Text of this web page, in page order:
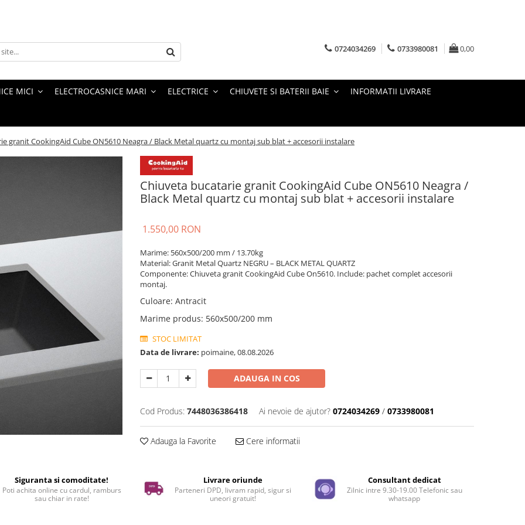
0724034269 0733980081 0,00
MICI ELECTROCASNICE MARI ELECTRICE CHIUVETE SI BATERII BAIE INFORMATII LIVRARE
granit CookingAid Cube ON5610 Neagra / Black Metal quartz cu montaj sub blat + accesorii instalare
Chiuveta bucatarie granit CookingAid Cube ON5610 Neagra /
Black Metal quartz cu montaj sub blat + accesorii instalare
1.550,00 RON
Marime: 560x500/200 mm / 13.70kg
Material: Granit Metal Quartz NEGRU – BLACK METAL QUARTZ
Componente: Chiuveta granit CookingAid Cube On5610. Include: pachet complet accesorii
montaj.
Culoare: Antracit
Marime produs: 560x500/200 mm
STOC LIMITAT
Data de livrare: poimaine, 08.08.2026
ADAUGA IN COS
Cod Produs: 7448036386418 Ai nevoie de ajutor? 0724034269 / 0733980081
Adauga la Favorite Cere informatii
Siguranta si comoditate!
Poti achita online cu cardul, ramburs
sau chiar in rate!
Livrare oriunde
Parteneri DPD, livram rapid, sigur si
uneori gratuit!
Consultant dedicat
Zilnic intre 9.30-19.00 Telefonic sau
whatsapp